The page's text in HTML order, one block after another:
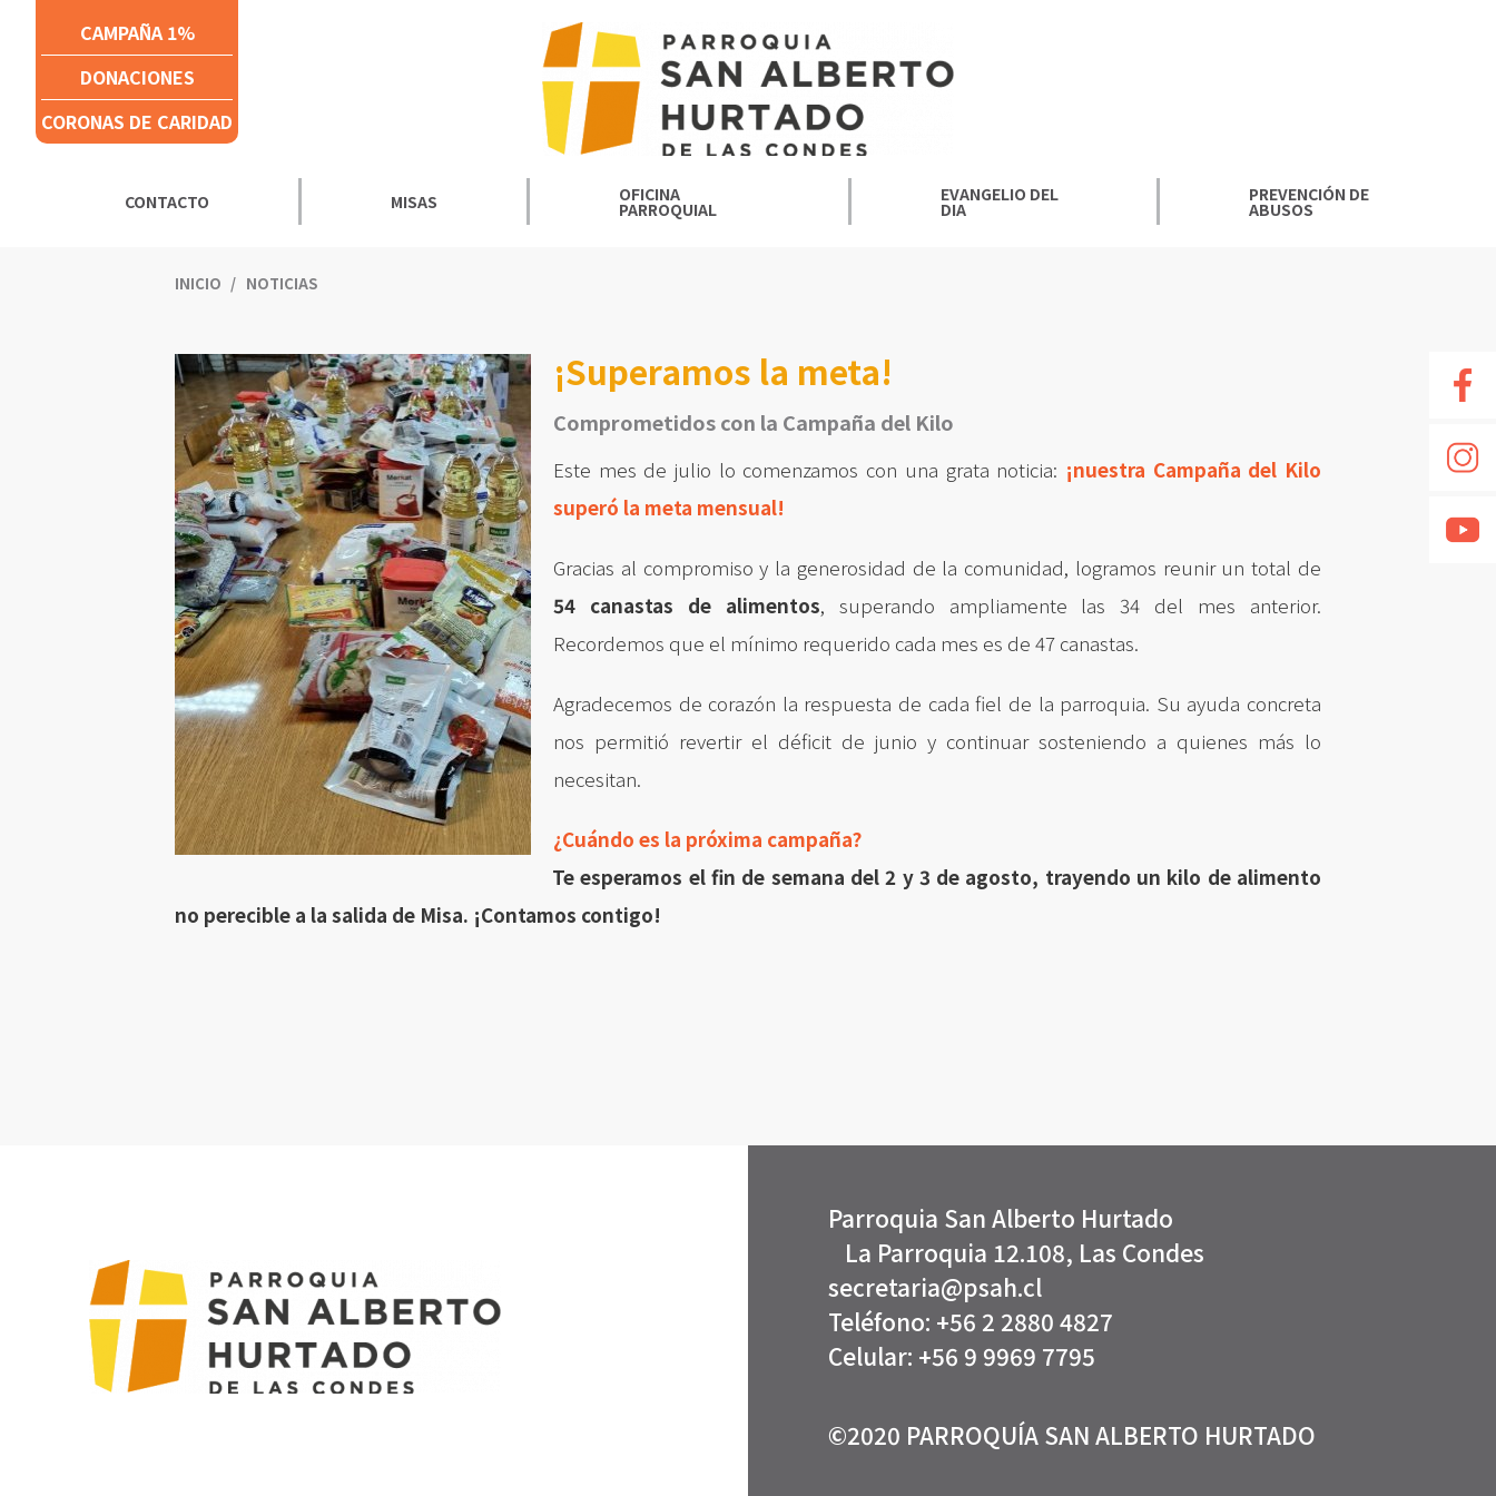
CAMPAÑA 1%
DONACIONES
CORONAS DE CARIDAD
CONTACTO MISAS OFICINA
PARROQUIAL
EVANGELIO DEL
DIA
PREVENCIÓN DE
ABUSOS
INICIO NOTICIAS
¡Superamos la meta!
Comprometidos con la Campaña del Kilo
Este mes de julio lo comenzamos con una grata noticia: ¡nuestra Campaña del Kilo
superó la meta mensual!
Gracias al compromiso y la generosidad de la comunidad, logramos reunir un total de
54 canastas de alimentos, superando ampliamente las 34 del mes anterior.
Recordemos que el mínimo requerido cada mes es de 47 canastas.
Agradecemos de corazón la respuesta de cada fiel de la parroquia. Su ayuda concreta
nos permitió revertir el déficit de junio y continuar sosteniendo a quienes más lo
necesitan.
¿Cuándo es la próxima campaña?
Te esperamos el fin de semana del 2 y 3 de agosto, trayendo un kilo de alimento
no perecible a la salida de Misa. ¡Contamos contigo!
Parroquia San Alberto Hurtado
La Parroquia 12.108, Las Condes
secretaria@psah.cl
Teléfono: +56 2 2880 4827
Celular: +56 9 9969 7795
©2020 PARROQUÍA SAN ALBERTO HURTADO